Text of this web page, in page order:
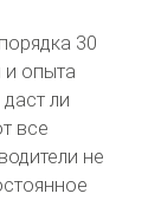
30
и опыта
ли
все
не